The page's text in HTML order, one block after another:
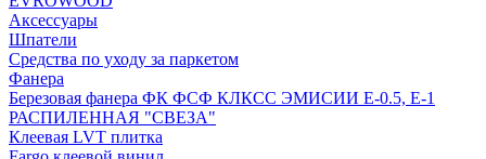
Аксессуары
Шпатели
Средства по уходу за паркетом
Фанера
Березовая фанера ФК ФСФ КЛКСС ЭМИСИИ Е-0.5, Е-1
РАСПИЛЕННАЯ "СВЕЗА"
Клеевая LVT плитка